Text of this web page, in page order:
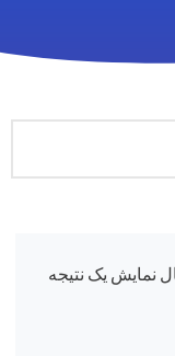
نمایش یک نتیجه